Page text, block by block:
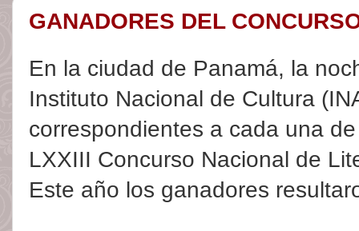
GANADORES DEL
En la ciudad de Panamá, la
Instituto Nacional de Cultura
correspondientes a cada una
LXXIII Concurso Nacional de
Este año los ganadores